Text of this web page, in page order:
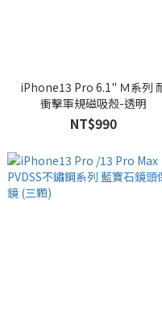
iPhone13 Pro 6.1" Ｍ系列 耐
衝擊軍規磁吸殼-透明
NT$990